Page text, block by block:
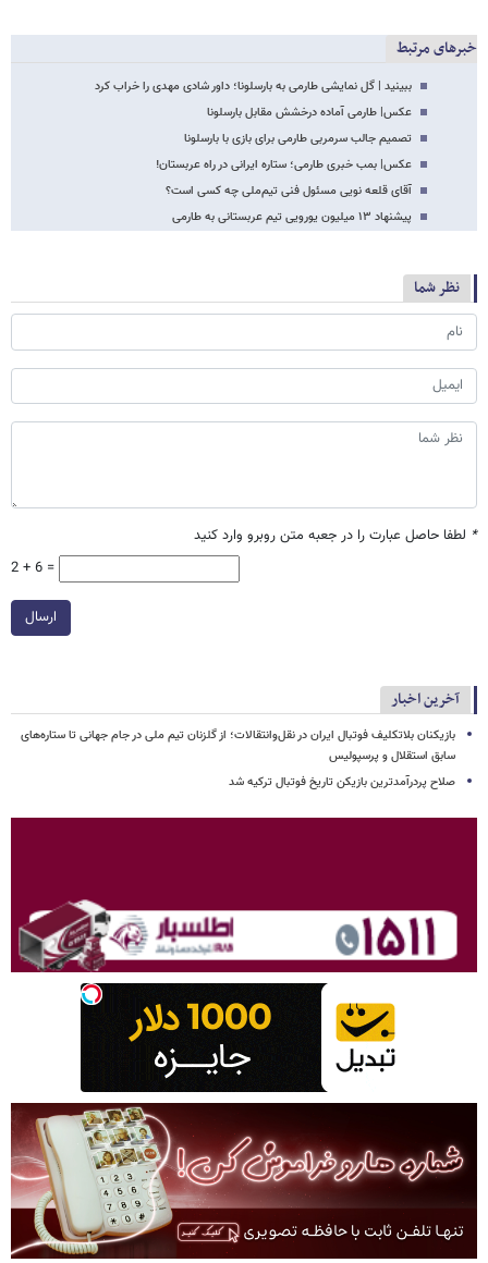
خبرهای مرتبط
ببینید | گل نمایشی طارمی به بارسلونا؛ داور شادی مهدی را خراب کرد
عکس‌| طارمی آماده درخشش مقابل بارسلونا
تصمیم جالب سرمربی طارمی برای بازی با بارسلونا
عکس| بمب خبری طارمی؛ ستاره ایرانی در راه عربستان!
آقای قلعه نویی مسئول فنی تیم‌ملی چه کسی است؟
پیشنهاد ۱۳ میلیون یورویی تیم عربستانی به طارمی
نظر شما
* لطفا حاصل عبارت را در جعبه متن روبرو وارد کنید
2 + 6 =
ارسال
آخرین اخبار
بازیکنان بلاتکلیف فوتبال ایران در نقل‌وانتقالات؛ از گلزنان تیم ملی در جام جهانی تا ستاره‌های
سابق استقلال و پرسپولیس
صلاح پردرآمدترین بازیکن تاریخ فوتبال ترکیه شد